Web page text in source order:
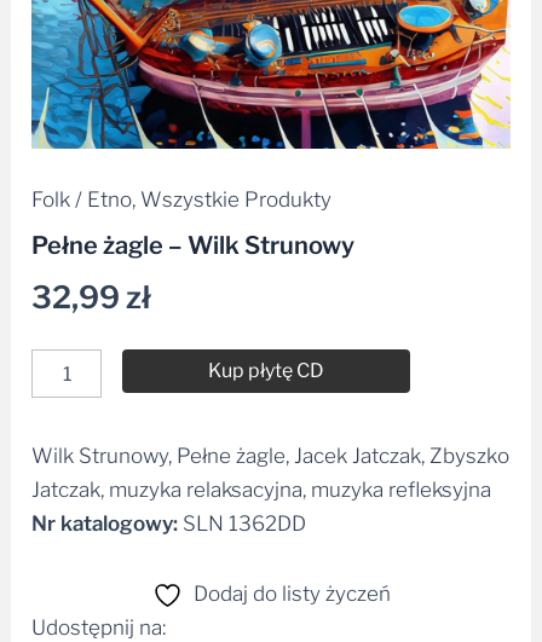
Folk / Etno, Wszystkie Produkty
Pełne żagle – Wilk Strunowy
32,99zł
Kup płytę CD
Alternative:
Wilk Strunowy, Pełne żagle, Jacek Jatczak, Zbyszko
Jatczak, muzyka relaksacyjna, muzyka refleksyjna
Nr katalogowy: SLN 1362DD
Dodaj do listy życzeń
Udostępnij na: